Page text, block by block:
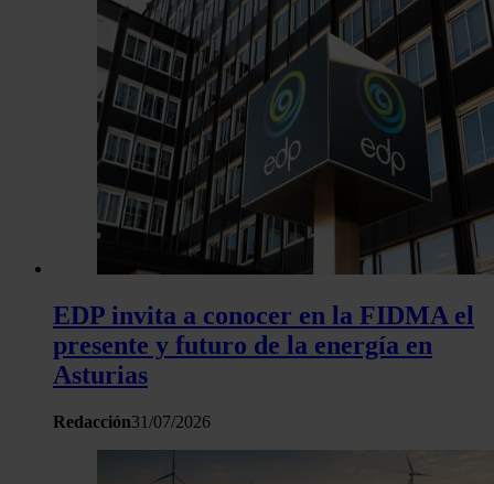
EDP invita a conocer en la FIDMA el
presente y futuro de la energía en
Asturias
Redacción31/07/2026